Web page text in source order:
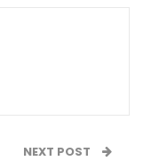
NEXT POST